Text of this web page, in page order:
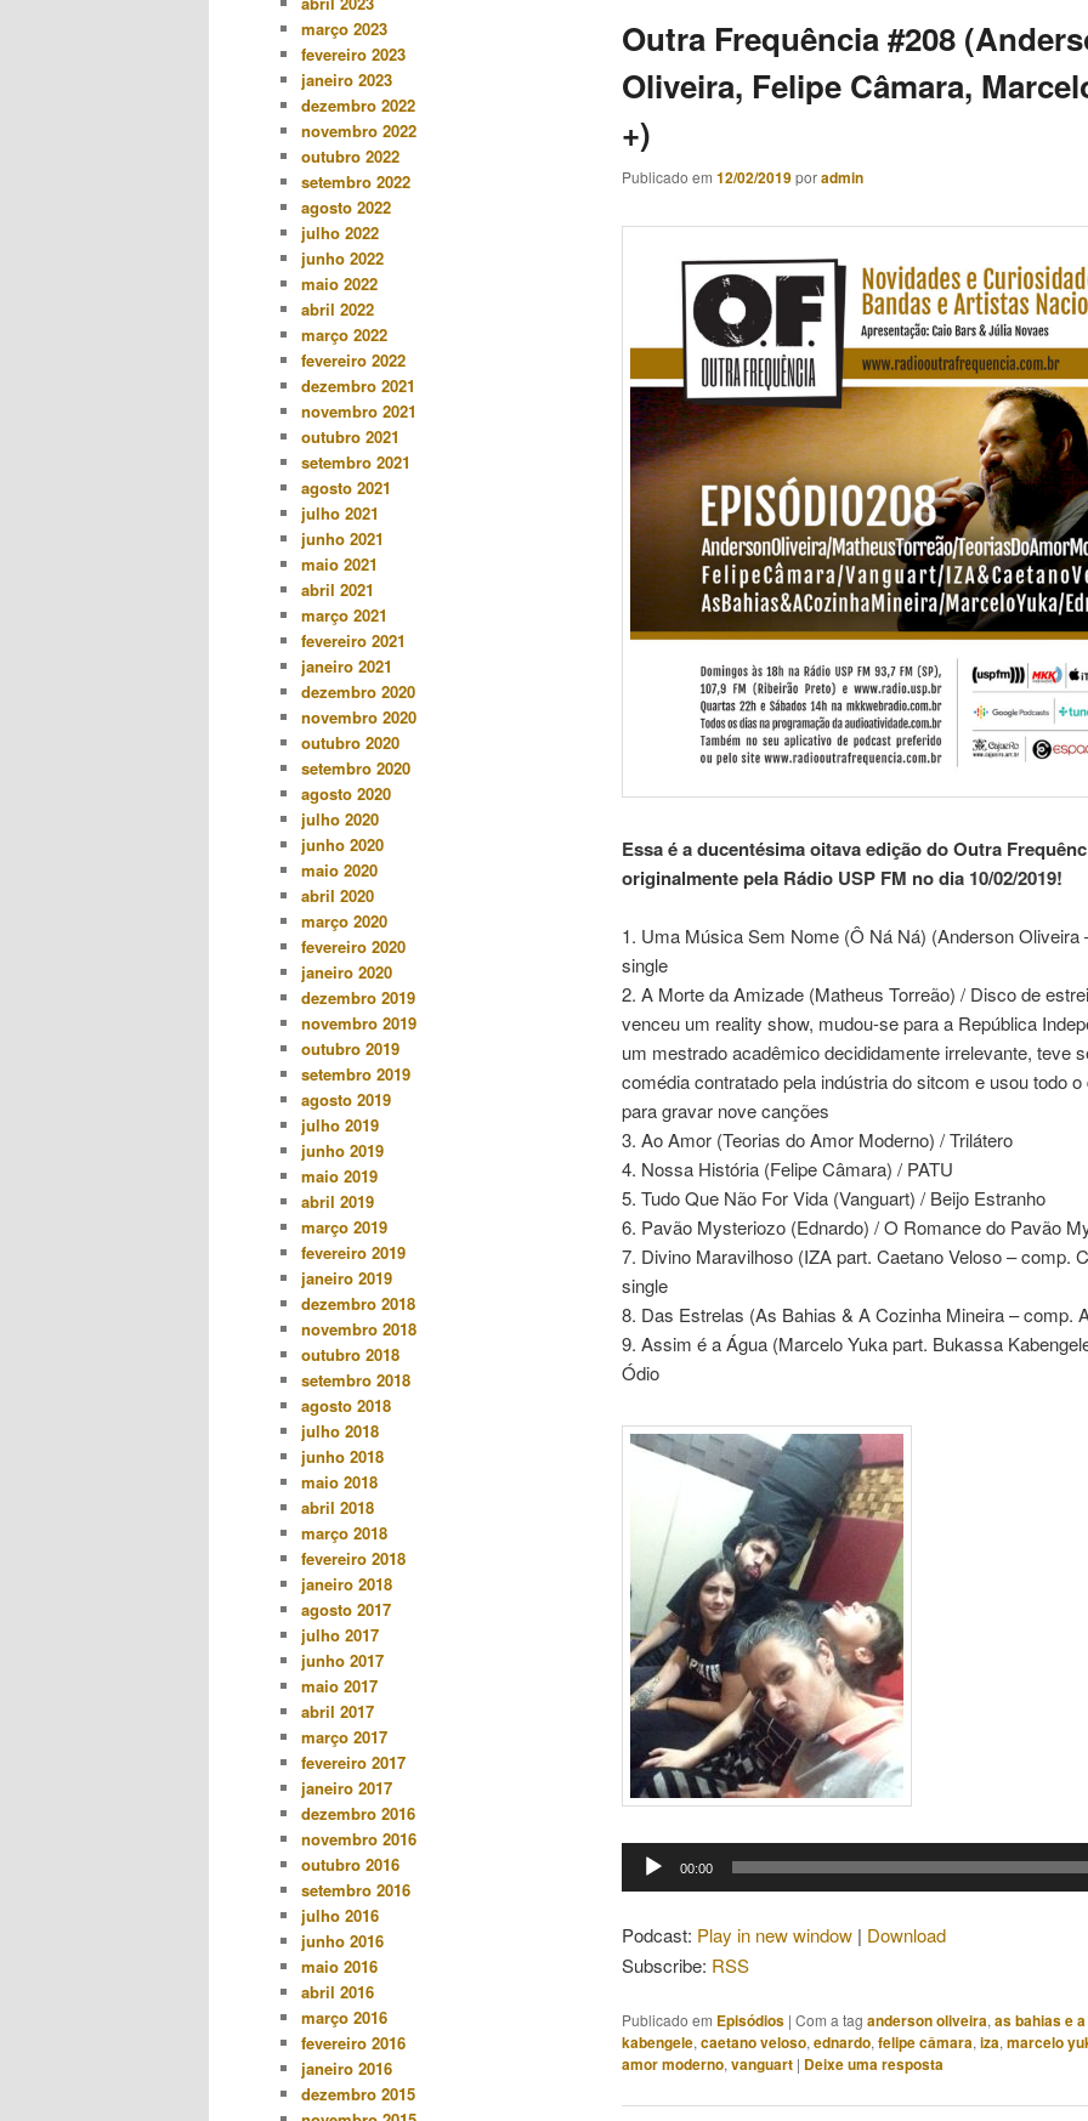
Outra Frequência #208
Oliveira, Felipe Câmara,
+)
Publicado em 12/02/2019poradmin
Essa é a ducentésima oitava edição do Outra
originalmente pela Rádio USP FM no dia 10/02/2019!
1. Uma Música Sem Nome (Ô Ná Ná) (Anderson
single
2. A Morte da Amizade (Matheus Torreão) / Disco de
venceu um reality show, mudou-se para a República
um mestrado acadêmico decididamente irrelevante, teve
comédia contratado pela indústria do sitcom e usou todo
para gravar nove canções
3. Ao Amor (Teorias do Amor Moderno) / Trilátero
4. Nossa História (Felipe Câmara) / PATU
5. Tudo Que Não For Vida (Vanguart) / Beijo Estranho
6. Pavão Mysteriozo (Ednardo) / O Romance do Pavão
7. Divino Maravilhoso (IZA part. Caetano Veloso – comp.
single
8. Das Estrelas (As Bahias & A Cozinha Mineira – comp.
9. Assim é a Água (Marcelo Yuka part. Bukassa
Ódio
Tocador 00:00
Podcast: Play in new window | Download
Subscribe: RSS
Publicado em Episódios | Com a tag anderson oliveira,as bahias e
kabengele,caetano veloso,ednardo,felipe câmara,iza,marcelo
amor moderno,vanguart | Deixe uma resposta
março 2023
fevereiro 2023
janeiro 2023
dezembro 2022
novembro 2022
outubro 2022
setembro 2022
agosto 2022
julho 2022
junho 2022
maio 2022
abril 2022
março 2022
fevereiro 2022
dezembro 2021
novembro 2021
outubro 2021
setembro 2021
agosto 2021
julho 2021
junho 2021
maio 2021
abril 2021
março 2021
fevereiro 2021
janeiro 2021
dezembro 2020
novembro 2020
outubro 2020
setembro 2020
agosto 2020
julho 2020
junho 2020
maio 2020
abril 2020
março 2020
fevereiro 2020
janeiro 2020
dezembro 2019
novembro 2019
outubro 2019
setembro 2019
agosto 2019
julho 2019
junho 2019
maio 2019
abril 2019
março 2019
fevereiro 2019
janeiro 2019
dezembro 2018
novembro 2018
outubro 2018
setembro 2018
agosto 2018
julho 2018
junho 2018
maio 2018
abril 2018
março 2018
fevereiro 2018
janeiro 2018
agosto 2017
julho 2017
junho 2017
maio 2017
abril 2017
março 2017
fevereiro 2017
janeiro 2017
dezembro 2016
novembro 2016
outubro 2016
setembro 2016
julho 2016
junho 2016
maio 2016
abril 2016
março 2016
fevereiro 2016
janeiro 2016
dezembro 2015